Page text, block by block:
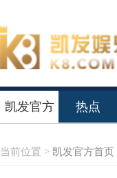
凯发官方 热点
当前位置 > 凯发官方首页